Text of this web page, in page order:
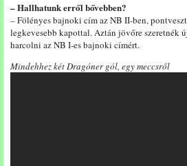
– Hallhatunk erről bővebben?
– Fölényes bajnoki cím az NB II-ben,
legkevesebb kapottal. Aztán jövőre szeretnék
harcolni az NB I-es bajnoki címért.
Mindehhez két Dragóner gól, egy meccsről